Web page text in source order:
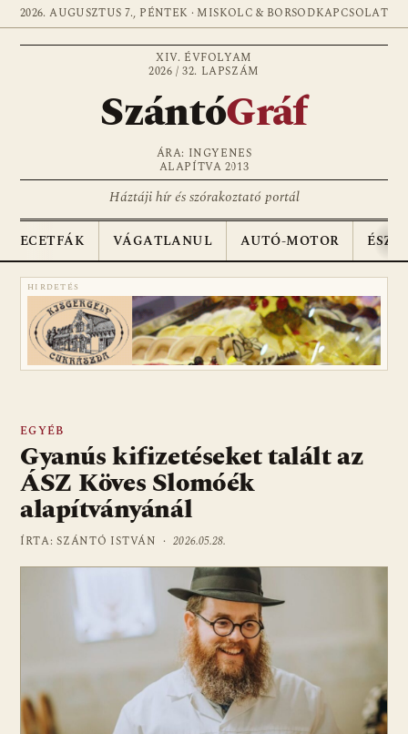
2026. AUGUSZTUS 7., PÉNTEK · MISKOLC & BORSODKAPCSOLAT
XIV. ÉVFOLYAM
2026 / 32. LAPSZÁM
SzántóGráf
ÁRA: INGYENES
ALAPÍTVA 2013
Háztáji hír és szórakoztató portál
ECETFÁK VÁGATLANUL AUTÓ-MOTOR
HIRDETÉS
EGYÉB
Gyanús kifizetéseket talált az
ÁSZ Köves Slomóék
alapítványánál
ÍRTA: SZÁNTÓ ISTVÁN ·2026.05.28.